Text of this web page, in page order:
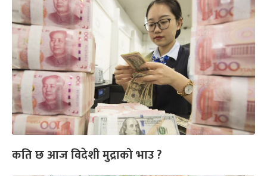
कति छ आज विदेशी मुद्राको भाउ ?